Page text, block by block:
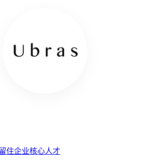
住企业核心人才